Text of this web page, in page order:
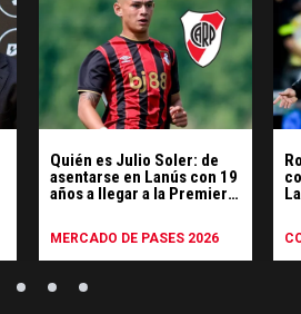
Quién es Julio Soler: de
asentarse en Lanús con 19
años a llegar a la Premier
MERCADO DE PASES 2026